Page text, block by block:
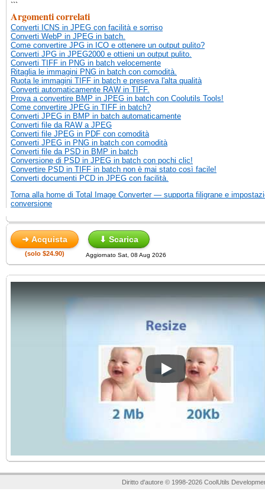
```
Argomenti correlati
Converti ICNS in JPEG con facilità e sorriso
Converti WebP in JPEG in batch.
Come convertire JPG in ICO e ottenere un output pulito?
Converti JPG in JPEG2000 e ottieni un output pulito.
Converti TIFF in PNG in batch velocemente
Ritaglia le immagini PNG in batch con comodità.
Ruota le immagini TIFF in batch e preserva l'alta qualità
Converti automaticamente RAW in TIFF.
Prova a convertire BMP in JPEG in batch con Coolutils Tools!
Come convertire JPEG in TIFF in batch?
Converti JPEG in BMP in batch automaticamente
Converti file da RAW a JPEG
Converti file JPEG in PDF con comodità
Converti JPEG in PNG in batch con comodità
Converti file da PSD in BMP in batch
Conversione di PSD in JPEG in batch con pochi clic!
Convertire PSD in TIFF in batch non è mai stato così facile!
Converti documenti PCD in JPEG con facilità.
Torna alla home di Total Image Converter — supporta filigrane e
conversione
➜ Acquista ⬇ Scarica
(solo $24.90) Aggiornato Sat, 08 Aug 2026
Play
Diritto d'autore © 1998-2026 CoolUtils